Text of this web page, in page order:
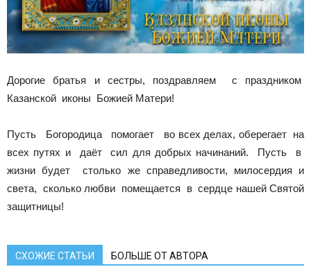
Дорогие братья и сестры, поздравляем с праздником
Казанской иконы Божией Матери!
Пусть Богородица помогает во всех делах, оберегает на
всех путях и даёт сил для добрых начинаний. Пусть в
жизни будет столько же справедливости, милосердия и
света, сколько любви помещается в сердце нашей Святой
защитницы!
СХОЖИЕ СТАТЬИ БОЛЬШЕ ОТ АВТОРА